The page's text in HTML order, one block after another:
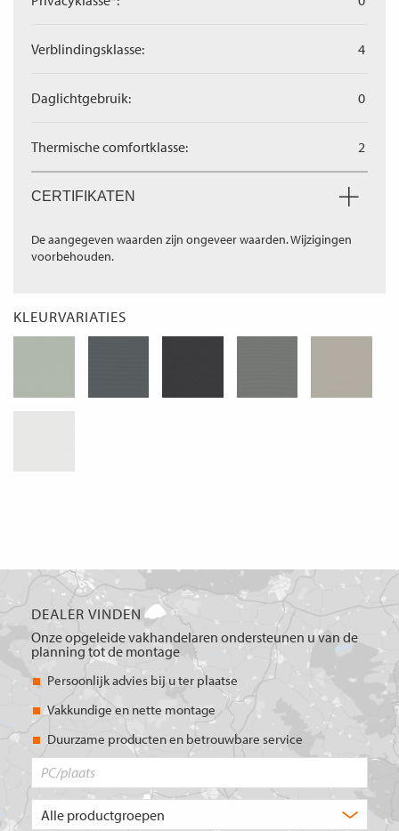
Verblindingsklasse: 4
Daglichtgebruik: 0
Thermische comfortklasse: 2
CERTIFIKATEN
De aangegeven waarden zijn ongeveer waarden. Wijzigingen
voorbehouden.
KLEURVARIATIES
DEALER VINDEN
Onze opgeleide vakhandelaren ondersteunen u van de
planning tot de montage
Persoonlijk advies bij u ter plaatse
Vakkundige en nette montage
Duurzame producten en betrouwbare service